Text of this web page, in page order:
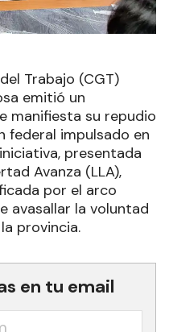
Trabajo (CGT)
emitió un
manifiesta su repudio
federal impulsado en
presentada
Avanza (LLA),
por el arco
avasallar la voluntad
provincia.
en tu email